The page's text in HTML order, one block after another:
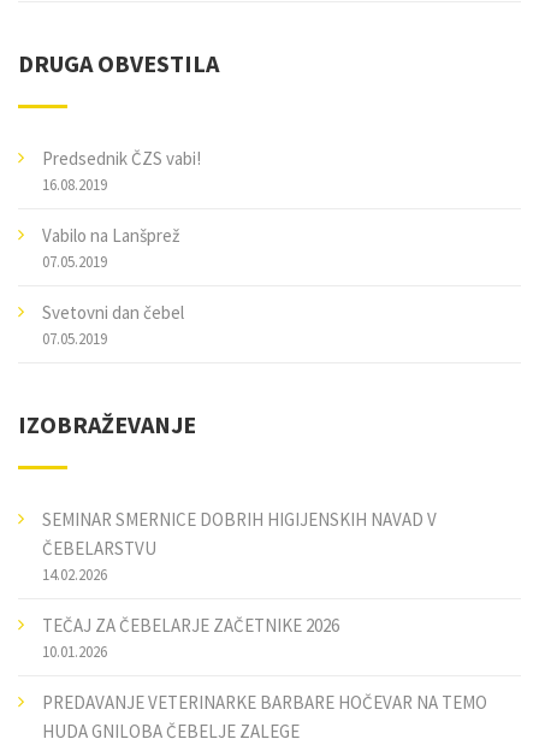
DRUGA OBVESTILA
Predsednik ČZS vabi!
16.08.2019
Vabilo na Lanšprež
07.05.2019
Svetovni dan čebel
07.05.2019
IZOBRAŽEVANJE
SEMINAR SMERNICE DOBRIH HIGIJENSKIH NAVAD V
ČEBELARSTVU
14.02.2026
TEČAJ ZA ČEBELARJE ZAČETNIKE 2026
10.01.2026
PREDAVANJE VETERINARKE BARBARE HOČEVAR NA TEMO
HUDA GNILOBA ČEBELJE ZALEGE